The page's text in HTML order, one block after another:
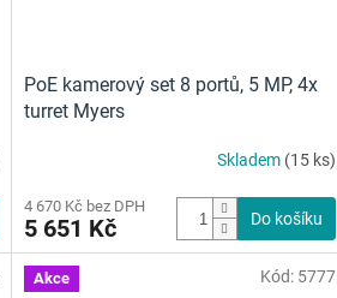
PoE kamerový set 8 portů, 5 MP, 4x
turret Myers
Skladem (15 ks)
4 670 Kč bez DPH
5 651 Kč Do košíku
Akce Kód: 5777